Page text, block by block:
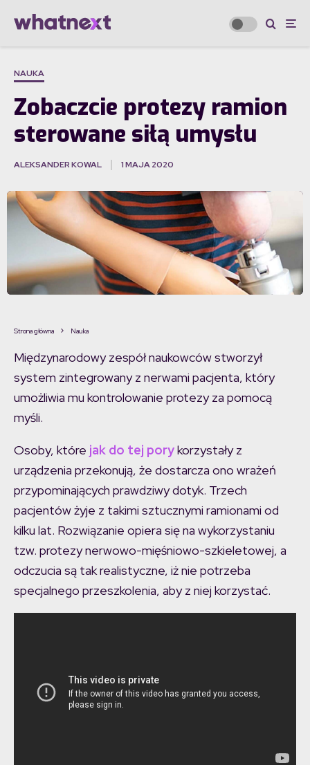
NAUKA
Zobaczcie protezy ramion
sterowane siłą umysłu
ALEKSANDER KOWAL 1 MAJA 2020
Strona główna Nauka
Międzynarodowy zespół naukowców stworzył
system zintegrowany z nerwami pacjenta, który
umożliwia mu kontrolowanie protezy za pomocą
myśli.
Osoby, które jak do tej porykorzystały z
urządzenia przekonują, że dostarcza ono wrażeń
przypominających prawdziwy dotyk. Trzech
pacjentów żyje z takimi sztucznymi ramionami od
kilku lat. Rozwiązanie opiera się na wykorzystaniu
tzw. protezy nerwowo-mięśniowo-szkieletowej, a
odczucia są tak realistyczne, iż nie potrzeba
specjalnego przeszkolenia, aby z niej korzystać.